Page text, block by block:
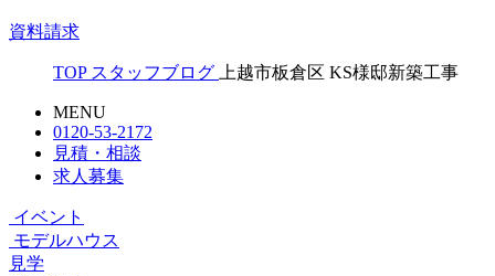
資料請求
TOP スタッフブログ 上越市板倉区 KS様邸新築工事
MENU
0120-53-2172
見積・相談
求人募集
イベント
モデルハウス
見学